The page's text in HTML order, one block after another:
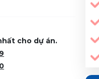
cho dự án.